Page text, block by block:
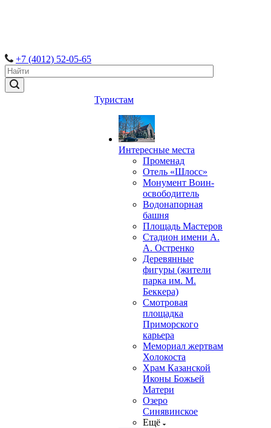
+7 (4012) 52-05-65
Туристам
Интересные места
Променад
Отель «Шлосс»
Монумент Воин-
освободитель
Водонапорная
башня
Площадь Мастеров
Стадион имени А.
А. Остренко
Деревянные
фигуры (жители
парка им. М.
Беккера)
Смотровая
площадка
Приморского
карьера
Мемориал жертвам
Холокоста
Храм Казанской
Иконы Божьей
Матери
Озеро
Синявинское
Ещё